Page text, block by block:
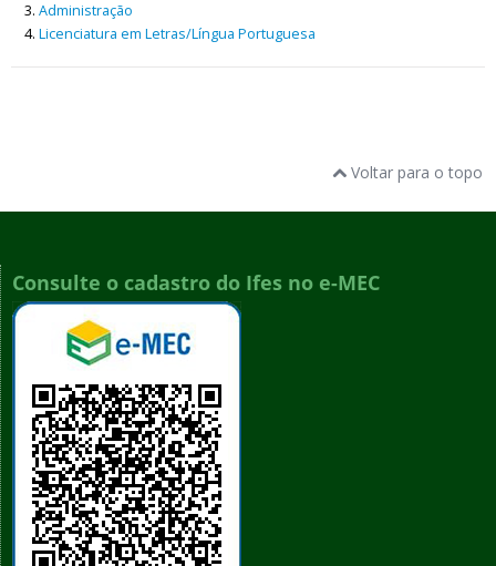
Administração
Licenciatura em Letras/Língua Portuguesa
Voltar para o topo
Consulte o cadastro do Ifes no e-MEC